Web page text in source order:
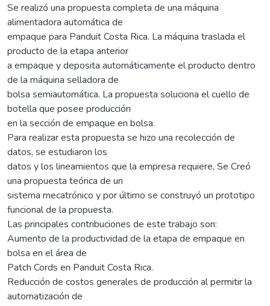
Se realizó una propuesta completa de una máquina
alimentadora automática de
empaque para Panduit Costa Rica. La máquina traslada el
producto de la etapa anterior
a empaque y deposita automáticamente el producto dentro
de la máquina selladora de
bolsa semiautomática. La propuesta soluciona el cuello de
botella que posee producción
en la sección de empaque en bolsa.
Para realizar esta propuesta se hizo una recolección de
datos, se estudiaron los
datos y los lineamientos que la empresa requiere, Se Creó
una propuesta teórica de un
sistema mecatrónico y por último se construyó un prototipo
funcional de la propuesta.
Las principales contribuciones de este trabajo son:
Aumento de la productividad de la etapa de empaque en
bolsa en el área de
Patch Cords en Panduit Costa Rica.
Reducción de costos generales de producción al permitir la
automatización de